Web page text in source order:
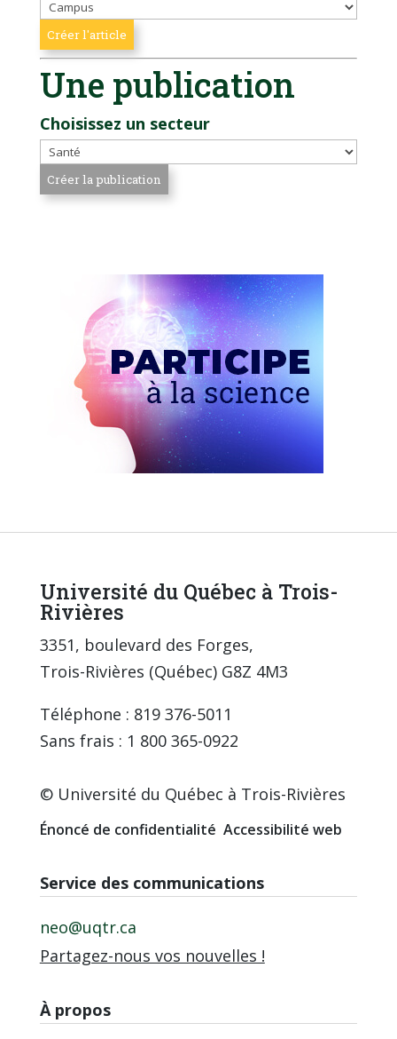
Une publication
Choisissez un secteur
Université du Québec à Trois-
Rivières
3351, boulevard des Forges,
Trois-Rivières (Québec) G8Z 4M3
Téléphone : 819 376-5011
Sans frais : 1 800 365-0922
© Université du Québec à Trois-Rivières
Énoncé de confidentialité Accessibilité web
Service des communications
neo@uqtr.ca
Partagez-nous vos nouvelles !
À propos